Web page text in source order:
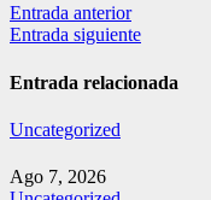
Navegación
de
entradas
Entrada anterior
Entrada siguiente
Entrada relacionada
Uncategorized
Ago 7, 2026